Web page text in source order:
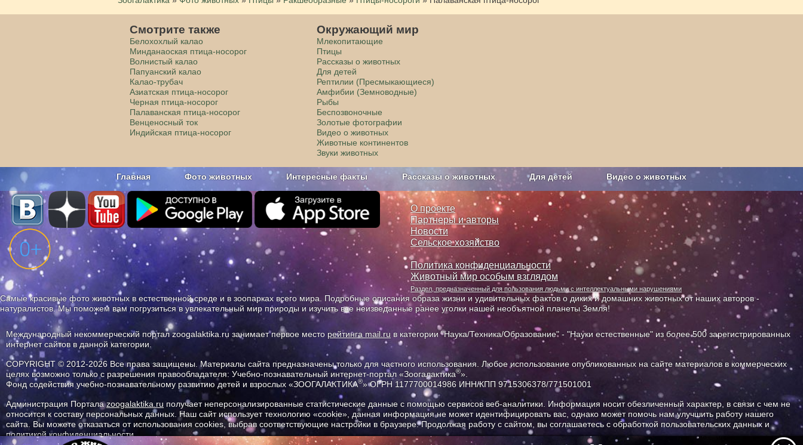
Смотрите также
Белохохлый калао
Минданаоская птица-носорог
Волнистый калао
Папуанский калао
Калао-трубач
Азиатская птица-носорог
Черная птица-носорог
Палаванская птица-носорог
Венценосный ток
Индийская птица-носорог
Окружающий мир
Млекопитающие
Птицы
Рассказы о животных
Для детей
Рептилии (Пресмыкающиеся)
Амфибии (Земноводные)
Рыбы
Беспозвоночные
Золотые фотографии
Видео о животных
Животные континентов
Звуки животных
Главная Фото животных Интересные факты Рассказы о животных Для детей Видео о животных
Наши приложения. Бесплатно и без рекламы О проекте Сельское хозяйство
О проекте
Партнеры и авторы
Новости
Сельское хозяйство
Политика конфиденциальности
Животный мир особым взглядом
Раздел, предназначенный для пользования людьми с интеллектуальными нарушениями
Самые красивые фото животных в естественной среде и в зоопарках всего мира. Подробные описания образа жизни и удивительных фактов о диких и домашних животных от наших авторов -
натуралистов. Мы поможем вам погрузиться в увлекательный мир природы и изучить все неизведанные ранее уголки нашей необъятной планеты Земля!
Международный некоммерческий портал zoogalaktika.ru занимает первое место рейтинга mail.ru в категории "Наука/Техника/Образование" - "Науки естественные" из более 500 зарегистрированных
интернет сайтов в данной категории.
COPYRIGHT © 2012-2026 Все права защищены. Материалы сайта предназначены только для частного использования. Любое использование опубликованных на сайте материалов в коммерческих
целях возможно только с разрешения правообладателя: Учебно-познавательный интернет-портал «Зоогалактика®».
Фонд содействия учебно-познавательному развитию детей и взрослых «ЗООГАЛАКТИКА®» ОГРН 1177700014986 ИНН/КПП 9715306378/771501001
Администрация Порталаzoogalaktika.ru получает неперсонализированные статистические данные с помощью сервисов веб-аналитики. Информация носит обезличенный характер, в связи с чем не
относится к составу персональных данных. Наш сайт использует технологию «cookie», данная информация не может идентифицировать вас, однако может помочь нам улучшить работу нашего
сайта. Вы можете отказаться от использования cookies, выбрав соответствующие настройки в браузере. Продолжая работу с сайтом, вы соглашаетесь с обработкой пользовательских данных и
политикой конфиденциальности.